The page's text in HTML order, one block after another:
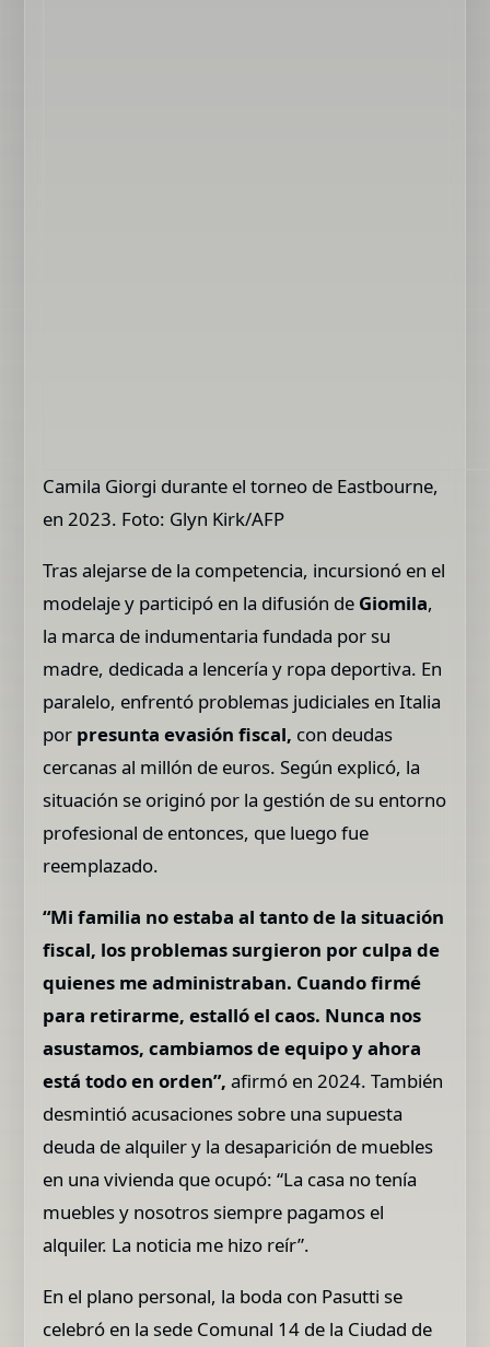
Camila Giorgi durante el torneo de Eastbourne,
en 2023. Foto: Glyn Kirk/AFP
Tras alejarse de la competencia, incursionó en el
modelaje y participó en la difusión de Giomila,
la marca de indumentaria fundada por su
madre, dedicada a lencería y ropa deportiva. En
paralelo, enfrentó problemas judiciales en Italia
por presunta evasión fiscal, con deudas
cercanas al millón de euros. Según explicó, la
situación se originó por la gestión de su entorno
profesional de entonces, que luego fue
reemplazado.
“Mi familia no estaba al tanto de la situación
fiscal, los problemas surgieron por culpa de
quienes me administraban. Cuando firmé
para retirarme, estalló el caos. Nunca nos
asustamos, cambiamos de equipo y ahora
está todo en orden”,afirmó en 2024. También
desmintió acusaciones sobre una supuesta
deuda de alquiler y la desaparición de muebles
en una vivienda que ocupó: “La casa no tenía
muebles y nosotros siempre pagamos el
alquiler. La noticia me hizo reír”.
En el plano personal, la boda con Pasutti se
celebró en la sede Comunal 14 de la Ciudad de